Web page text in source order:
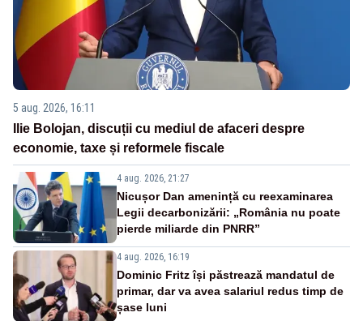
5 aug. 2026, 16:11
Ilie Bolojan, discuții cu mediul de afaceri despre
economie, taxe și reformele fiscale
4 aug. 2026, 21:27
Nicușor Dan amenință cu reexaminarea
Legii decarbonizării: „România nu poate
pierde miliarde din PNRR”
4 aug. 2026, 16:19
Dominic Fritz își păstrează mandatul de
primar, dar va avea salariul redus timp de
șase luni